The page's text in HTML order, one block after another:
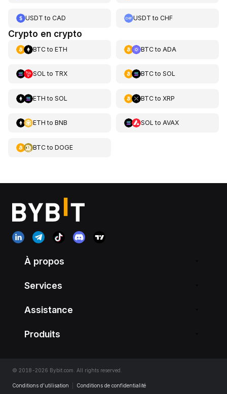
USDT to CAD USDT toCHF
Crypto en crypto
BTCto ETH BTCto ADA
SOL to TRX BTCto SOL
ETH to SOL BTCto XRP
ETH to BNB SOL to AVAX
BTCto DOGE
À propos
Services
Assistance
Produits
© 2018-2026 Bybit.com. All rights reserved.
Conditions d’utilisation Conditions de confidentialité